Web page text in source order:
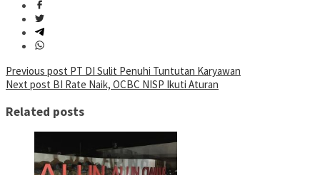
Post
navigation
Previous post PT DI Sulit Penuhi Tuntutan Karyawan
Next post BI Rate Naik, OCBC NISP Ikuti Aturan
Related posts